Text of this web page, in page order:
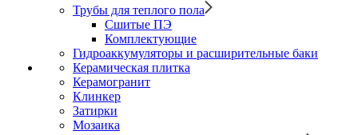
Трубы для теплого пола
Сшитые ПЭ
Комплектующие
Гидроаккумуляторы и расширительные баки
Керамическая плитка
Керамогранит
Клинкер
Затирки
Мозаика